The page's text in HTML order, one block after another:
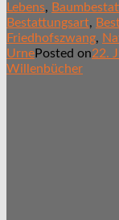
Lebens,
Bestattungsart,
Friedhofszwang,
UrnePosted on22.
Willenbücher